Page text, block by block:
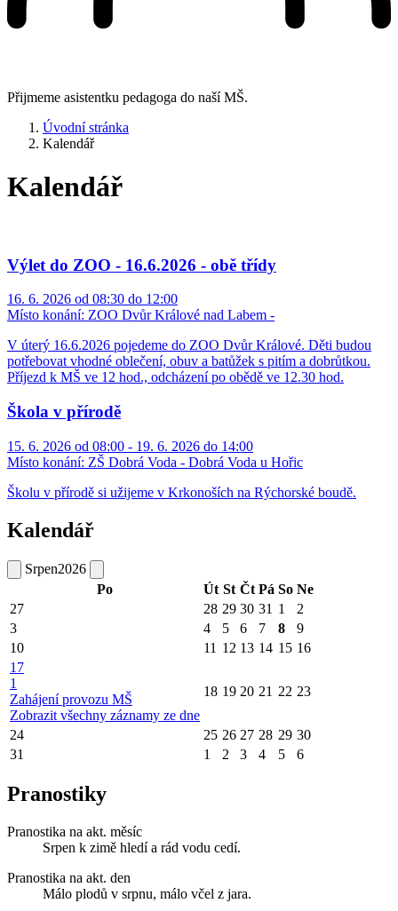
Přijmeme asistentku pedagoga do naší MŠ.
Úvodní stránka
Kalendář
Kalendář
Výlet do ZOO - 16.6.2026 - obě třídy
16. 6. 2026 od 08:30 do 12:00
Místo konání: ZOO Dvůr Králové nad Labem -
V úterý 16.6.2026 pojedeme do ZOO Dvůr Králové. Děti budou
potřebovat vhodné oblečení, obuv a batůžek s pitím a dobrůtkou.
Příjezd k MŠ ve 12 hod., odcházení po obědě ve 12.30 hod.
Škola v přírodě
15. 6. 2026 od 08:00 - 19. 6. 2026 do 14:00
Místo konání: ZŠ Dobrá Voda - Dobrá Voda u Hořic
Školu v přírodě si užijeme v Krkonoších na Rýchorské boudě.
Kalendář
Srpen2026
Po
Út St Čt Pá So Ne
27
28 29 30 31 1
2
3
4 5 6 7 8
9
10
11 12 13 14 15 16
17
1
Zahájení provozu MŠ
Zobrazit všechny záznamy ze dne
18 19 20 21 22 23
24 25 26 27 28 29 30
31
1 2 3 4 5 6
Pranostiky
Pranostika na akt. měsíc
Srpen k zimě hledí a rád vodu cedí.
Pranostika na akt. den
Málo plodů v srpnu, málo včel z jara.